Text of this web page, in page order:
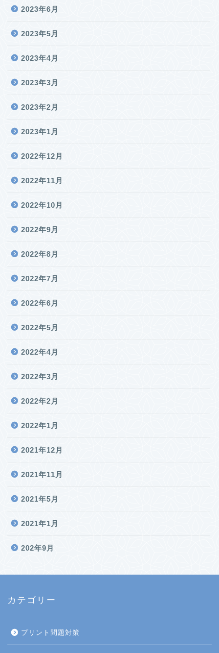
2023年6月
2023年5月
2023年4月
2023年3月
2023年2月
2023年1月
2022年12月
2022年11月
2022年10月
2022年9月
2022年8月
2022年7月
2022年6月
2022年5月
2022年4月
2022年3月
2022年2月
2022年1月
2021年12月
2021年11月
2021年5月
2021年1月
202年9月
カテゴリー
プリント問題対策